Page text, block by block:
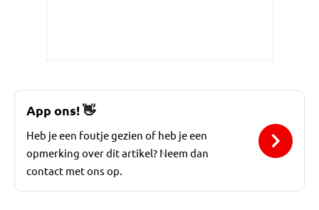
App ons!👋
Heb je een foutje gezien of heb je een
opmerking over dit artikel? Neem dan
contact met ons op.